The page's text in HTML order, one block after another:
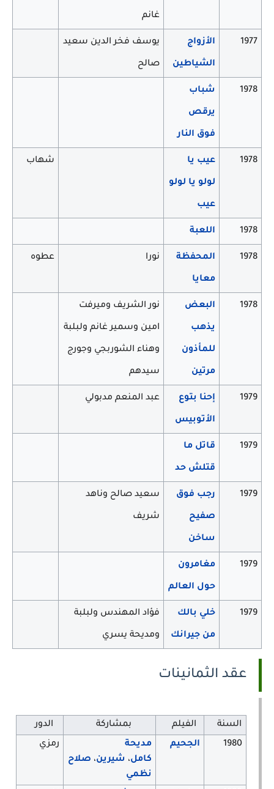
غانم
1977 الأزواج
الشياطين
يوسف فخر الدين سعيد
صالح
1978 شباب
يرقص
فوق النار
1978 عيب يا
لولو يا لولو
عيب
شهاب
1978 اللعبة
1978 المحفظة
معايا
نورا عطوه
1978 البعض
يذهب
للمأذون
مرتين
نور الشريف وميرفت
امين وسمير غانم ولبلبة
وهناء الشوربجي وجورج
سيدهم
1979 إحنا بتوع
الأتوبيس
عبد المنعم مدبولي
1979 قاتل ما
قتلش حد
1979 رجب فوق
صفيح
ساخن
سعيد صالح وناهد
شريف
1979 مغامرون
حول العالم
1979 خلي بالك
من جيرانك
فؤاد المهندس ولبلبة
ومديحة يسري
عقد الثمانينات
السنة الفيلم بمشاركة
الدور
1980
الجحيم
مديحة
كامل،شيرين،صلاح
نظمي
رمزي